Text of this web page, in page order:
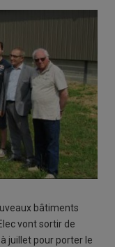
bâtiments
vont sortir de
juillet pour porter le